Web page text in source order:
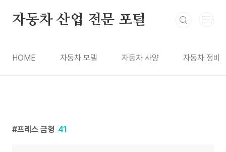
자동차 산업 전문 포털
HOME 자동차 모델 자동차 사양 자동차 정비
프레스 금형 41